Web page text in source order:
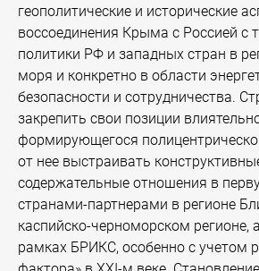
геополитические и исторические
воссоединения Крыма с Россией с
политики РФ и западных стран в
моря и конкретно в области
безопасности и сотрудничества.
закрепить свои позиции
формирующегося
от нее выстраивать
содержательные отношения в
странами-партнерами в регионе
каспийско-черноморском регионе,
рамках БРИКС, особенно с учетом